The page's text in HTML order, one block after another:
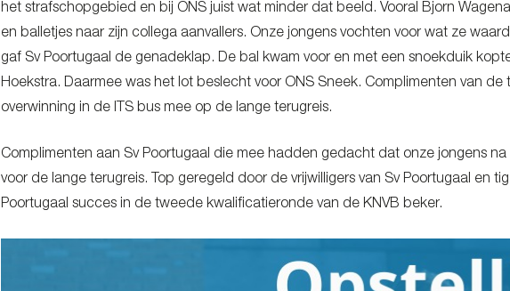
het strafschopgebied en bij ONS juist wat minder dat beeld. Vooral Bjorn
en balletjes naar zijn collega aanvallers. Onze jongens vochten voor wat ze
gaf Sv Poortugaal de genadeklap. De bal kwam voor en met een snoekduik
Hoekstra. Daarmee was het lot beslecht voor ONS Sneek. Complimenten van
overwinning in de ITS bus mee op de lange terugreis.
Complimenten aan Sv Poortugaal die mee hadden gedacht dat onze jongens
voor de lange terugreis. Top geregeld door de vrijwilligers van Sv Poortugaal en
Poortugaal succes in de tweede kwalificatieronde van de KNVB beker.